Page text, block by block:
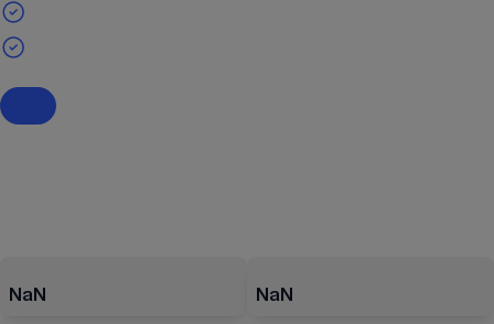
NaN NaN